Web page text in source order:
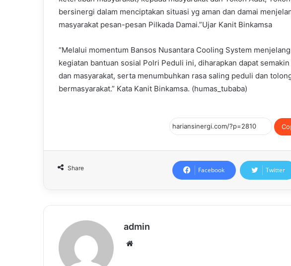
bersinergi dalam menciptakan situasi yg aman dan damai
masyarakat pesan-pesan Pilkada Damai.”Ujar Kanit Binkamsa
“Melalui momentum Bansos Nusantara Cooling System
kegiatan bantuan sosial Polri Peduli ini, diharapkan dapat
dan masyarakat, serta menumbuhkan rasa saling peduli dan
bermasyarakat.” Kata Kanit Binkamsa. (humas_tubaba)
Share Facebook Twitter
admin